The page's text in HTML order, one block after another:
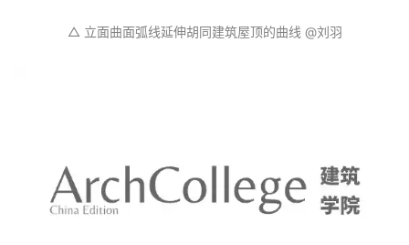
△ 立面曲面弧线延伸胡同建筑屋顶的曲线 @刘羽